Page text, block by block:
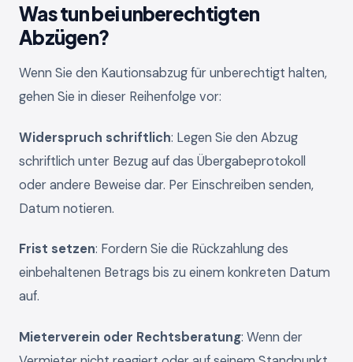
Was tun bei unberechtigten
Abzügen?
Wenn Sie den Kautionsabzug für unberechtigt halten,
gehen Sie in dieser Reihenfolge vor:
Widerspruch schriftlich: Legen Sie den Abzug
schriftlich unter Bezug auf das Übergabeprotokoll
oder andere Beweise dar. Per Einschreiben senden,
Datum notieren.
Frist setzen: Fordern Sie die Rückzahlung des
einbehaltenen Betrags bis zu einem konkreten Datum
auf.
Mieterverein oder Rechtsberatung: Wenn der